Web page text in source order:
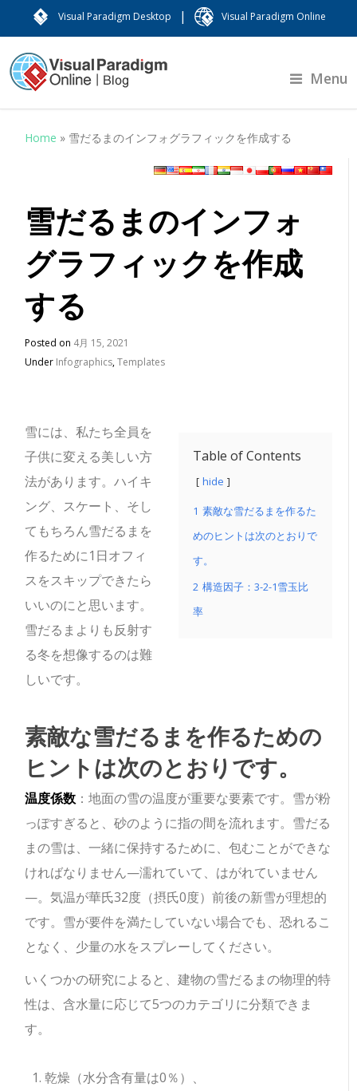
Visual Paradigm Desktop | Visual Paradigm Online
Menu
Home » 雪だるまのインフォグラフィックを作成する
雪だるまのインフォ
グラフィックを作成
する
Posted on 4月 15, 2021
Under Infographics,Templates
Table of Contents
hide
1 素敵な雪だるまを作るた
めのヒントは次のとおりで
す。
2 構造因子：3-2-1雪玉比
率
雪には、私たち全員を
子供に変える美しい方
法があります。ハイキ
ング、スケート、そし
てもちろん雪だるまを
作るために1日オフィ
スをスキップできたら
いいのにと思います。
雪だるまよりも反射す
る冬を想像するのは難
しいです。
素敵な雪だるまを作るための
ヒントは次のとおりです。
温度係数 ：地面の雪の温度が重要な要素です。雪が粉
っぽすぎると、砂のように指の間を流れます。雪だる
まの雪は、一緒に保持するために、包むことができな
ければなりません—濡れていて、はがれていません
—。気温が華氏32度（摂氏0度）前後の新雪が理想的
です。雪が要件を満たしていない場合でも、恐れるこ
となく、少量の水をスプレーしてください。
いくつかの研究によると、建物の雪だるまの物理的特
性は、含水量に応じて5つのカテゴリに分類できま
す。
乾燥（水分含有量は0％）、